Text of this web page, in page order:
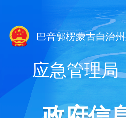
巴音郭楞蒙古自治
应急管理局